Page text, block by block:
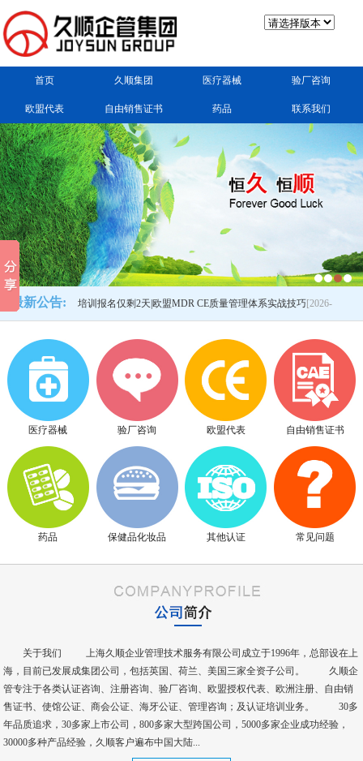
首页 久顺集团 医疗器械 验厂咨询
欧盟代表 自由销售证书 药品 联系我们
最新公告:
技巧[2026- 培训报名仅剩2天|欧盟MDR CE质量管理体系实战技巧[2026-
05-13]
医疗器械 验厂咨询 欧盟代表 自由销售证书
药品 保健品化妆品 其他认证 常见问题
关于我们 上海久顺企业管理技术服务有限公司成立于1996年，总部设在上
海，目前已发展成集团公司，包括英国、荷兰、美国三家全资子公司。 久顺企
管专注于各类认证咨询、注册咨询、验厂咨询、欧盟授权代表、欧洲注册、自由销
售证书、使馆公证、商会公证、海牙公证、管理咨询；及认证培训业务。 30多
年品质追求，30多家上市公司，800多家大型跨国公司，5000多家企业成功经验，
30000多种产品经验，久顺客户遍布中国大陆...